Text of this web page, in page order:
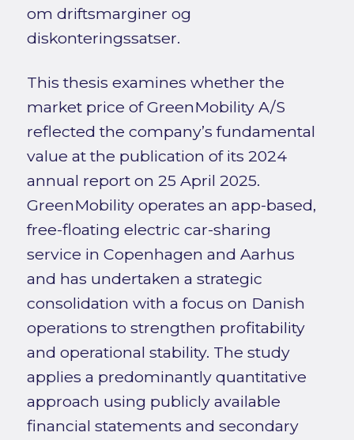
om driftsmarginer og
diskonteringssatser.
This thesis examines whether the
market price of GreenMobility A/S
reflected the company’s fundamental
value at the publication of its 2024
annual report on 25 April 2025.
GreenMobility operates an app-based,
free-floating electric car-sharing
service in Copenhagen and Aarhus
and has undertaken a strategic
consolidation with a focus on Danish
operations to strengthen profitability
and operational stability. The study
applies a predominantly quantitative
approach using publicly available
financial statements and secondary